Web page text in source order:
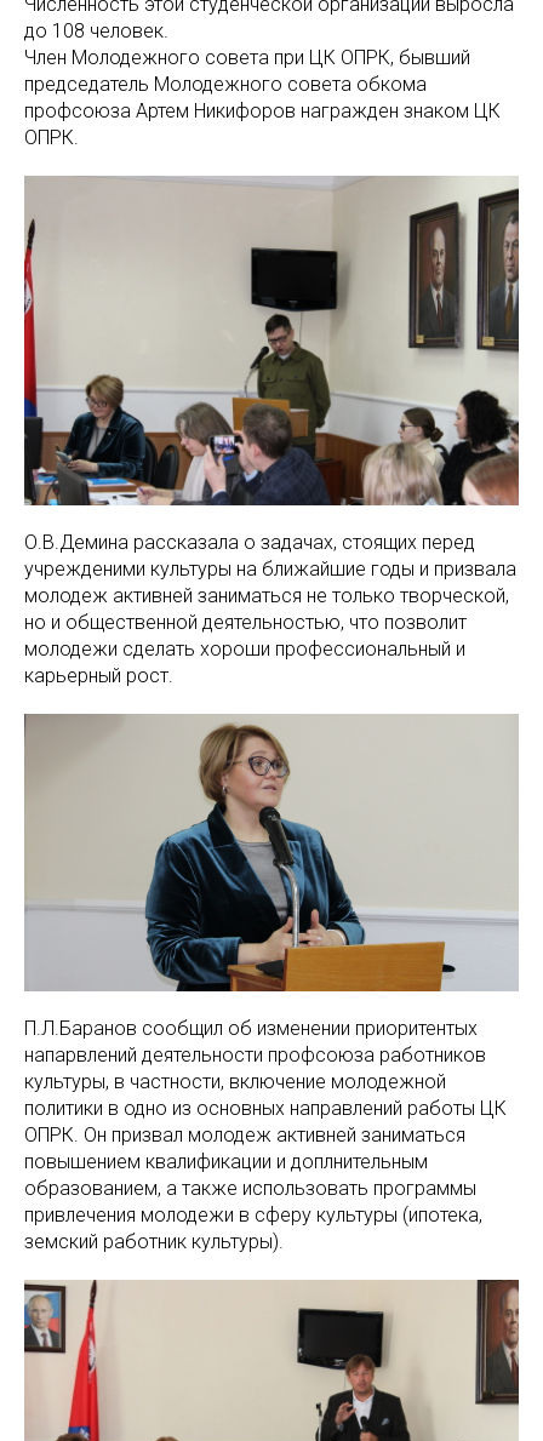
до 108 человек.
Член Молодежного совета при ЦК ОПРК, бывший
председатель Молодежного совета обкома
профсоюза Артем Никифоров награжден знаком ЦК
ОПРК.
О.В.Демина рассказала о задачах, стоящих перед
учрежденими культуры на ближайшие годы и призвала
молодеж активней заниматься не только творческой,
но и общественной деятельностью, что позволит
молодежи сделать хороши профессиональный и
карьерный рост.
П.Л.Баранов сообщил об изменении приоритентых
напарвлений деятельности профсоюза работников
культуры, в частности, включение молодежной
политики в одно из основных направлений работы ЦК
ОПРК. Он призвал молодеж активней заниматься
повышением квалификации и доплнительным
образованием, а также использовать программы
привлечения молодежи в сферу культуры (ипотека,
земский работник культуры).